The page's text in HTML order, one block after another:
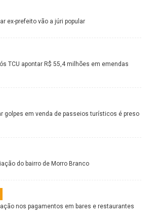
ex-prefeito vão a júri popular
TCU apontar R$ 55,4 milhões em emendas
golpes em venda de passeios turísticos é preso
do bairro de Morro Branco
nos pagamentos em bares e restaurantes